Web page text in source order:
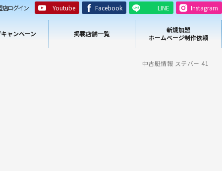
店ログイン Youtube Facebook LINE Instagram
ャンペーン 掲載店舗一覧
新規加盟
ホームページ制作依頼
中古艇情報 ステバー 41